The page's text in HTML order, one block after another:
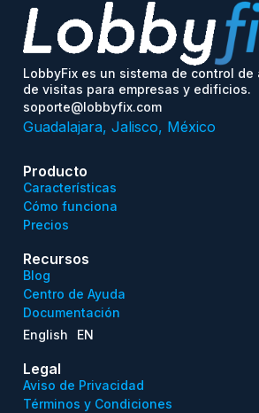
LobbyFix es un sistema de control
de visitas para empresas y edificios.
soporte@lobbyfix.com
Guadalajara, Jalisco, México
Producto
Características
Cómo funciona
Precios
Recursos
Blog
Centro de Ayuda
Documentación
English
EN
Legal
Aviso de Privacidad
Términos y Condiciones